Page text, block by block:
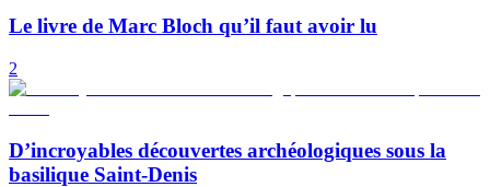
Le livre de Marc Bloch qu’il faut avoir lu
2
D’incroyables découvertes archéologiques sous la
basilique Saint-Denis